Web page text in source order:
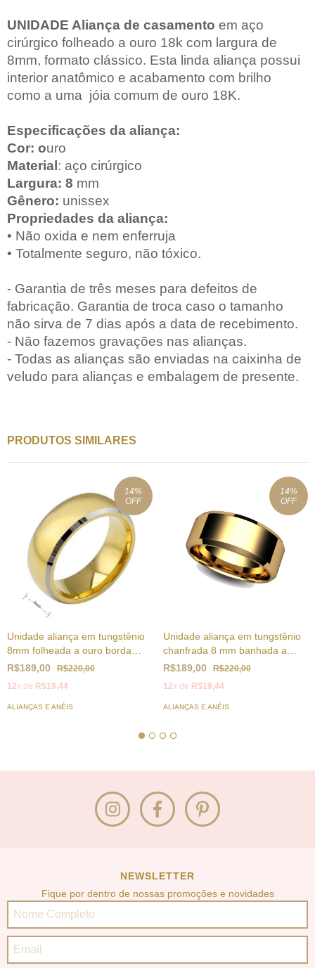
UNIDADE Aliança de casamento em aço
cirúrgico folheado a ouro 18k com largura de
8mm, formato clássico. Esta linda aliança possui
interior anatômico e acabamento com brilho
como a uma jóia comum de ouro 18K.
Especificações da aliança:
Cor: ouro
Material : aço cirúrgico
Largura: 8 mm
Gênero: unissex
Propriedades da aliança:
• Não oxida e nem enferruja
• Totalmente seguro, não tóxico.
- Garantia de três meses para defeitos de
fabricação. Garantia de troca caso o tamanho
não sirva de 7 dias após a data de recebimento.
- Não fazemos gravações nas alianças.
- Todas as alianças são enviadas na caixinha de
veludo para alianças e embalagem de presente.
PRODUTOS SIMILARES
14%
OFF
Unidade aliança em tungstênio
8mm folheada a ouro borda
prateada
R$189,00
R$220,00
12x de R$19,44
ALIANÇAS E ANÉIS
14%
OFF
Unidade aliança em tungstênio
chanfrada 8 mm banhada a
ouro 18k
R$189,00
R$220,00
12x de R$19,44
ALIANÇAS E ANÉIS
NEWSLETTER
Fique por dentro de nossas promoções e novidades